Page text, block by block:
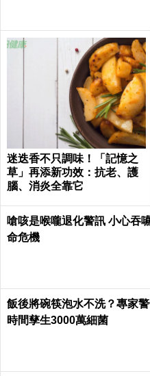
迷迭香不只調味！「記憶之
草」再添新功效：抗老、護
腦、消炎全靠它
嗆咳是喉嚨退化警訊 小心吞
命危機
飯後將碗筷泡水不洗？專家
時間孳生3000萬細菌